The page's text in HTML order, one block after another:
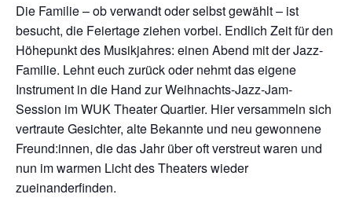
Die Familie – ob verwandt oder selbst gewählt – ist
besucht, die Feiertage ziehen vorbei. Endlich Zeit für den
Höhepunkt des Musikjahres: einen Abend mit der Jazz-
Familie. Lehnt euch zurück oder nehmt das eigene
Instrument in die Hand zur Weihnachts-Jazz-Jam-
Session im WUK Theater Quartier. Hier versammeln sich
vertraute Gesichter, alte Bekannte und neu gewonnene
Freund:innen, die das Jahr über oft verstreut waren und
nun im warmen Licht des Theaters wieder
zueinanderfinden.